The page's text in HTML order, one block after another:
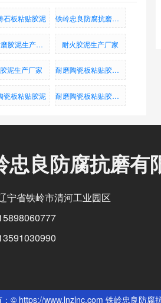
石板粘贴胶泥 铁岭忠良防腐抗磨有限公司
耐火耐磨胶泥生产厂家 耐火胶泥生产厂家
泥生产厂家 耐磨陶瓷板粘贴胶泥_耐磨铸石板粘贴胶泥_烟道防腐蚀胶泥
瓷板粘贴胶泥 耐磨陶瓷板粘贴胶泥、耐磨铸石板粘贴胶泥、烟道防腐蚀胶泥
忠良防腐抗磨有
宁省铁岭市清河工业园区
：© https://www.lnzlnc.com 铁岭忠良防腐